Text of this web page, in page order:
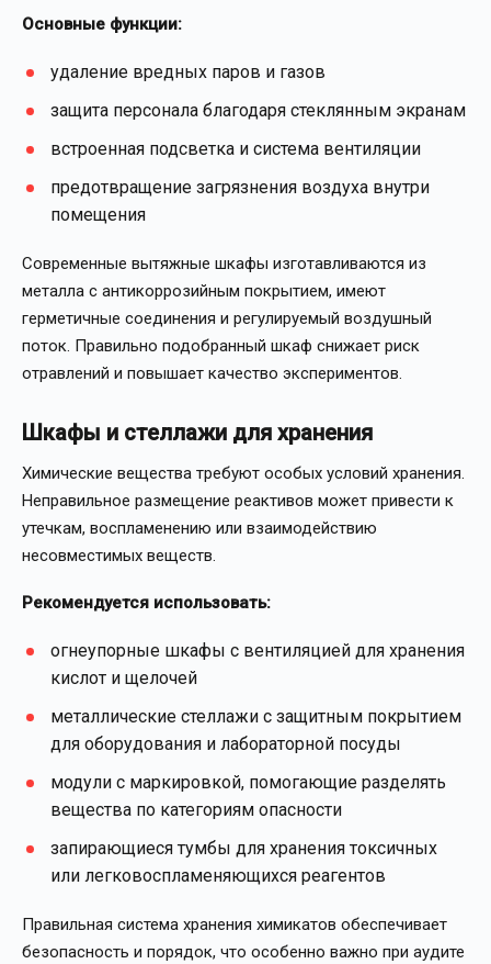
Основные функции:
удаление вредных паров и газов
защита персонала благодаря стеклянным экранам
встроенная подсветка и система вентиляции
предотвращение загрязнения воздуха внутри
помещения
Современные вытяжные шкафы изготавливаются из
металла с антикоррозийным покрытием, имеют
герметичные соединения и регулируемый воздушный
поток. Правильно подобранный шкаф снижает риск
отравлений и повышает качество экспериментов.
Шкафы и стеллажи для хранения
Химические вещества требуют особых условий хранения.
Неправильное размещение реактивов может привести к
утечкам, воспламенению или взаимодействию
несовместимых веществ.
Рекомендуется использовать:
огнеупорные шкафы с вентиляцией для хранения
кислот и щелочей
металлические стеллажи с защитным покрытием
для оборудования и лабораторной посуды
модули с маркировкой, помогающие разделять
вещества по категориям опасности
запирающиеся тумбы для хранения токсичных
или легковоспламеняющихся реагентов
Правильная система хранения химикатов обеспечивает
безопасность и порядок, что особенно важно при аудите